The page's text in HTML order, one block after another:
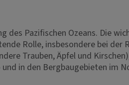
Pazifischen Ozeans. Die
Rolle, insbesondere bei
Trauben, Äpfel und
in den Bergbaugebieten im